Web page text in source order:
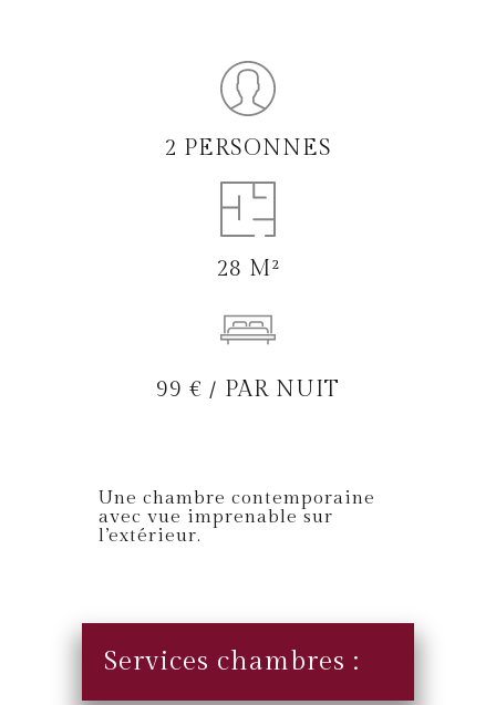
2 PERSONNES
28 M²
99 € / PAR NUIT
Une chambre contemporaine
avec vue imprenable sur
l’extérieur.
Services chambres :